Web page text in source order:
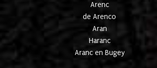
Arenc
de Arenco
Aran
Haranc
Aranc en Bugey